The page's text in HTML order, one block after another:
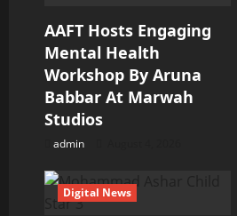
AAFT Hosts Engaging
Mental Health
Workshop By Aruna
Babbar At Marwah
Studios
admin
Digital News